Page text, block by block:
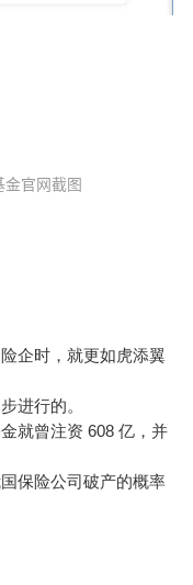
企时，就更如虎添翼
进行的。
就曾注资 608 亿，并
保险公司破产的概率